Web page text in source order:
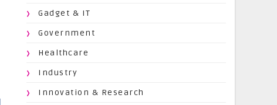
Gadget & IT
Government
Healthcare
Industry
Innovation & Research